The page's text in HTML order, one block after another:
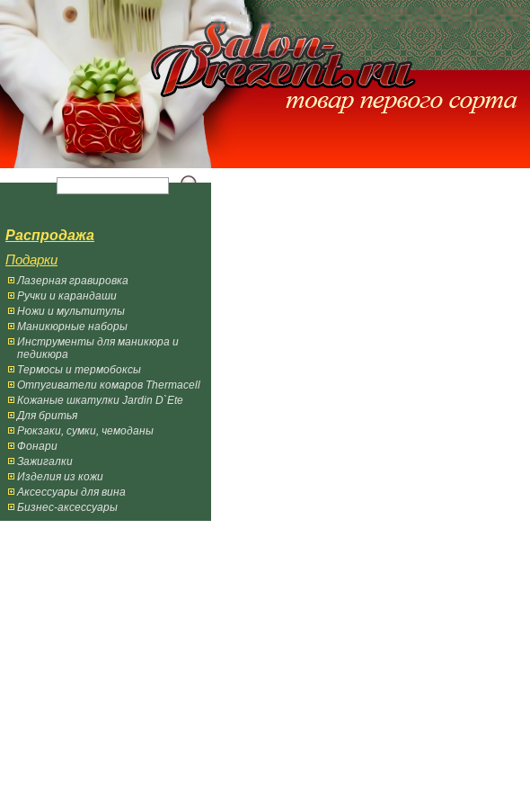
Распродажа
Подарки
Лазерная гравировка
Ручки и карандаши
Ножи и мультитулы
Маникюрные наборы
Инструменты для маникюра и
педикюра
Термосы и термобоксы
Отпугиватели комаров Thermacell
Кожаные шкатулки Jardin D`Ete
Для бритья
Рюкзаки, сумки, чемоданы
Фонари
Зажигалки
Изделия из кожи
Аксессуары для вина
Бизнес-аксессуары